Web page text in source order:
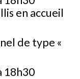
en accueil
de type «
18h30